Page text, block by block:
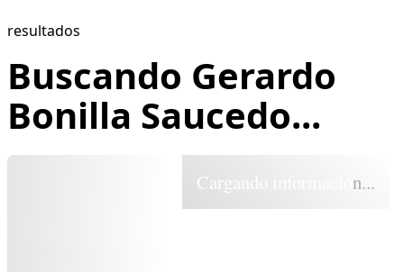
resultados
Buscando Gerardo
Bonilla Saucedo...
Cargando información...